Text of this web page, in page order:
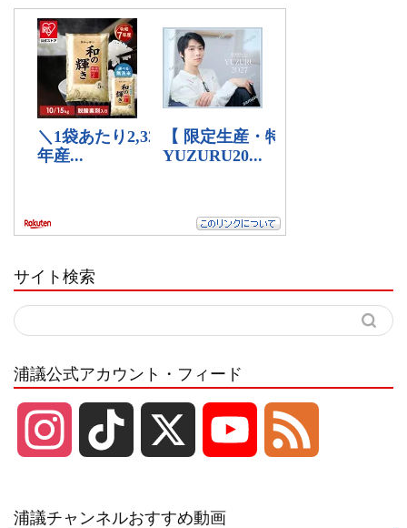
サイト検索
浦議公式アカウント・フィード
浦議チャンネルおすすめ動画